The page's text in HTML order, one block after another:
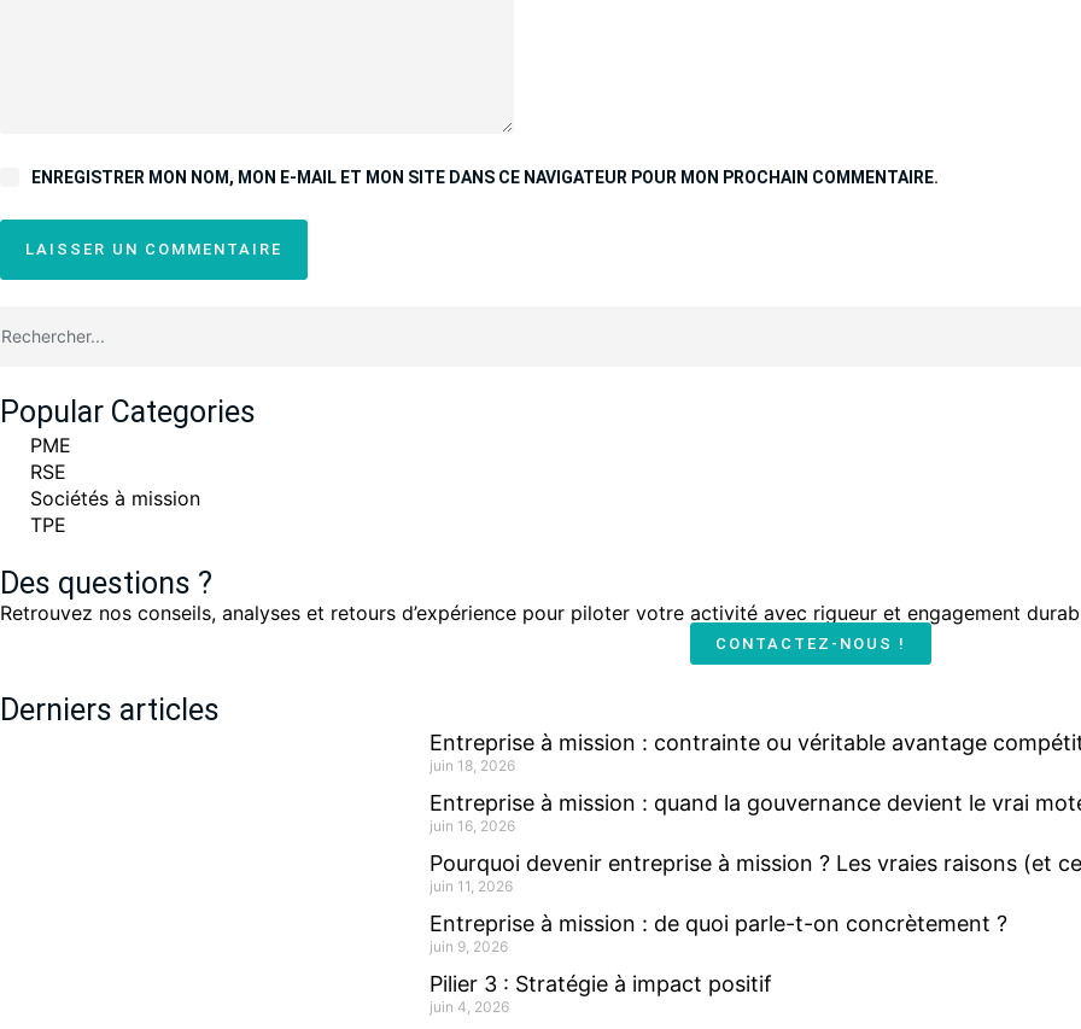
ENREGISTRER MON NOM, MON E-MAIL ET MON SITE DANS CE NAVIGATEUR POUR MON PROCHAIN COMMENTAIRE.
LAISSER UN COMMENTAIRE
Popular Categories
PME
RSE
Sociétés à mission
TPE
Des questions ?
Retrouvez nos conseils, analyses et retours d’expérience pour piloter votre activité avec rigueur et engagement
CONTACTEZ-NOUS !
Derniers articles
Entreprise à mission : contrainte ou véritable avantage
juin 18, 2026
Entreprise à mission : quand la gouvernance devient le vrai
juin 16, 2026
Pourquoi devenir entreprise à mission ? Les vraies raisons (et
juin 11, 2026
Entreprise à mission : de quoi parle-t-on concrètement ?
juin 9, 2026
Pilier 3 : Stratégie à impact positif
juin 4, 2026